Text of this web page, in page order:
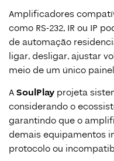
Amplificadores
como RS-232, IR ou IP
de automação
ligar, desligar, ajustar
meio de um único
ASoulPlay projeta
considerando o
garantindo que o
demais equipamentos
protocolo ou